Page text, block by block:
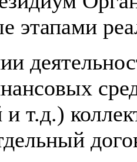
этапами
т.д.)